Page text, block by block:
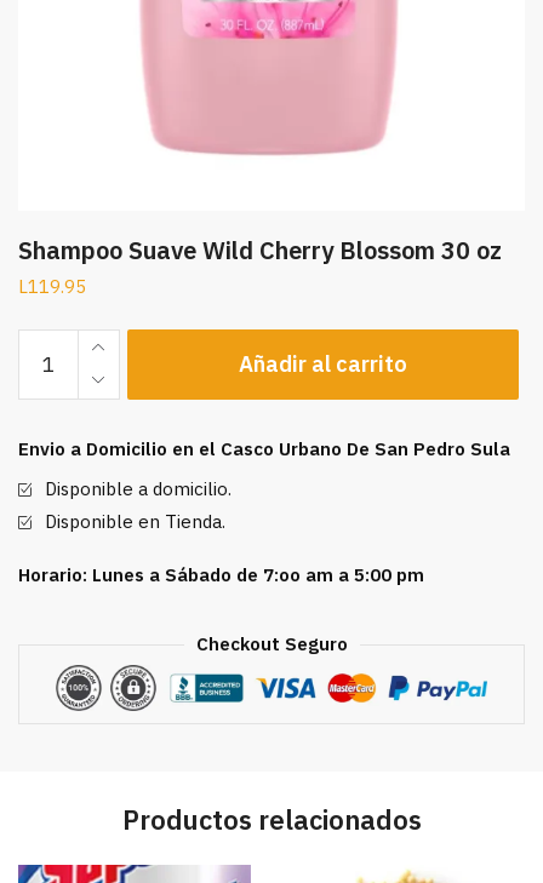
Shampoo Suave Wild Cherry Blossom 30 oz
L119.95
Shampoo
Suave
Wild
Blossom
30
oz
Añadir al carrito
Envio a Domicilio en el Casco Urbano De San Pedro Sula
Disponible a domicilio.
Disponible en Tienda.
Horario: Lunes a Sábado de 7:oo am a 5:00 pm
Checkout Seguro
Productos relacionados